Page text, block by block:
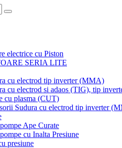
electrice cu Piston
SERIA LITE
cu electrod tip inverter (MMA)
cu electrod si adaos (TIG), tip
cu plasma (CUT)
Sudura cu electrod tip inverter
Ape Curate
cu Inalta Presiune
presiune